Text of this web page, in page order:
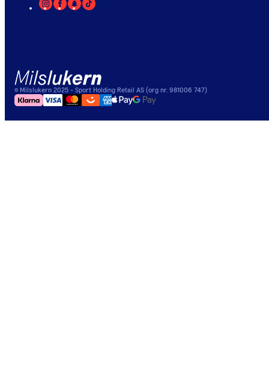
© Milslukern 2025 - Sport Holding Retail AS (org nr. 981006 747)